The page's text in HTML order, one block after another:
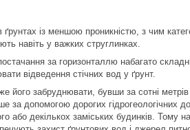
із меншою проникністю, з чим
навіть у важких струглинках.
за горизонталлю набагато
відведення стічних вод у ґрунт.
його забруднювати, бувши за сотні
за допомогою дорогих гідрогеологічних
або декількох заміських будинків. Тому на